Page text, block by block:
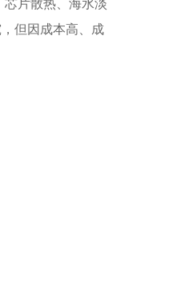
芯片散热、海水淡
但因成本高、成